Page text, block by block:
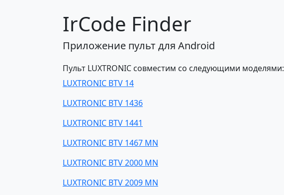
IrCode Finder
Приложение пульт для Android
Пульт LUXTRONIC совместим со следующими моделями:
LUXTRONIC BTV 14
LUXTRONIC BTV 1436
LUXTRONIC BTV 1441
LUXTRONIC BTV 1467 MN
LUXTRONIC BTV 2000 MN
LUXTRONIC BTV 2009 MN